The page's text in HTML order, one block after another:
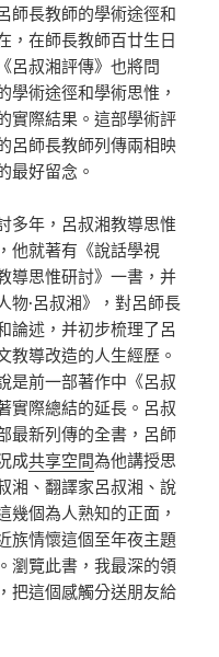
師長教師的學術途徑和
，在師長教師百廿生日
呂叔湘評傳》也將問
學術途徑和學術思惟，
實際結果。這部學術評
呂師長教師列傳兩相映
最好留念。
多年，呂叔湘教導思惟
他就著有《說話學視
思惟研討》一書，并
物·呂叔湘》，對呂師長
論述，并初步梳理了呂
教導改造的人生經歷。
是前一部著作中《呂叔
實際總結的延長。呂叔
最新列傳的全書，呂師
成共享空間為他講授思
湘、翻譯家呂叔湘、說
幾個為人熟知的正面，
族情懷這個至年夜主題
瀏覽此書，我最深的領
把這個感觸分送朋友給